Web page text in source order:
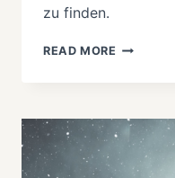
zu finden.
READ MORE RELEASE